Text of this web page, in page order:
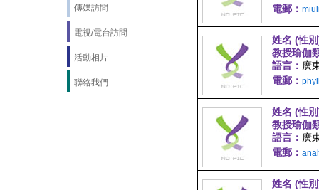
傳媒訪問
電視/電台訪問
活動相片
聯絡我們
電郵：
姓名 (性
教授瑜伽
語言： 廣
電郵：
姓名 (性
教授瑜伽
語言： 廣
電郵：
姓名 (性